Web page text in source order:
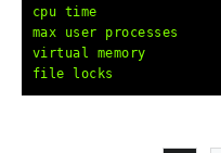
cpu time
max user
virtual memory
file locks (-